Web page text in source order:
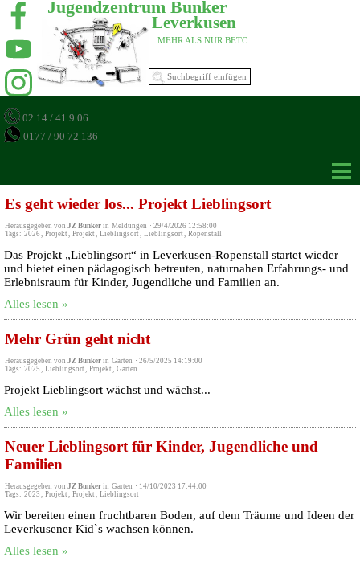
Jugendzentrum Bunker
... MEHR ALS NUR BETON
02 14 / 41 9 06
0177 / 90 72 136
Leverkusen
Es geht wieder los... Projekt Lieblingsort
Herausgegeben von JZ Bunker in Meldungen · 29/4/2026 12:58:00
Tags: 2026 , Projekt , Projekt , Lieblingsort , Lieblingsort , Ropenstall
Das Projekt „Lieblingsort“ in Leverkusen-Ropenstall startet wieder
und bietet einen pädagogisch betreuten, naturnahen Erfahrungs- und
Erlebnisraum für Kinder, Jugendliche und Familien an.
Alles lesen »
Mehr Grün geht nicht
Herausgegeben von JZ Bunker in Garten · 26/5/2025 14:19:00
Tags: 2025 , Lieblingsort , Projekt , Garten
Projekt Lieblingsort wächst und wächst...
Alles lesen »
Neuer Lieblingsort für Kinder, Jugendliche und
Familien
Herausgegeben von JZ Bunker in Garten · 14/10/2023 17:44:00
Tags: 2023 , Projekt , Projekt , Lieblingsort
Wir bereiten einen fruchtbaren Boden, auf dem Träume und Ideen der
Leverkusener Kid`s wachsen können.
Alles lesen »